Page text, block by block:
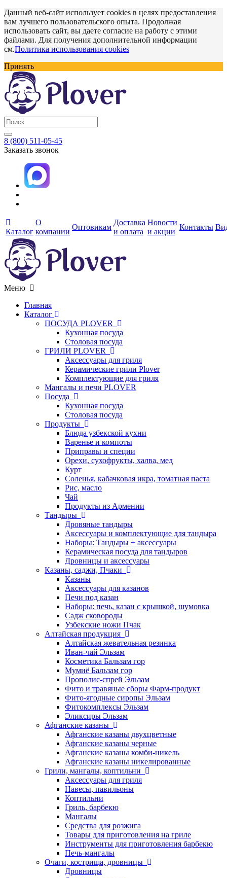
Данный веб-сайт использует cookies в целях предоставления
вам лучшего пользовательского опыта. Продолжая
использовать сайт, вы даете согласие на работу с этими
файлами. Для получения дополнительной информации
см.Политика использования cookies
Принять
8 (800) 511-05-45
Заказать звонок
Каталог
О
компании
Оптовикам
Доставка
и оплата
Новости
и акции
Контакты
Меню
Главная
Каталог
ПОСУДА PLOVER
Кухонная посуда
Столовая посуда
ГРИЛИ PLOVER
Аксессуары для гриля
Керамические грили Plover
Комплектующие для гриля
Мангалы и печи PLOVER
Посуда
Кухонная посуда
Столовая посуда
Продукты
Блюда узбекской кухни
Варенье и компоты
Приправы и специи
Орехи, сухофрукты, халва, мед
Курт
Соленья, кабачковая икра, томатная паста
Рис, масло
Чай
Продукты из Армении
Тандыры
Дровяные тандыры
Аксессуары и комплектующие для тандыра
Наборы: Тандыры + аксессуары
Керамическая посуда для тандыров
Дровницы и аксессуары
Казаны, саджи, Пчаки
Казаны
Аксессуары для казанов
Печи под казан
Наборы: печь, казан с крышкой, шумовка
Садж сковороды
Узбекские ножи Пчак
Алтайская продукция
Алтайская жевательная резинка
Иван-чай Эльзам
Косметика Бальзам гор
Мумиё Бальзам гор
Прополис-спрей Эльзам
Фито и травяные сборы Фарм-продукт
Фито-ягодные сиропы Эльзам
Фитокомплексы Эльзам
Эликсиры Эльзам
Афганские казаны
Афганские казаны двухцветные
Афганские казаны черные
Афганские казаны комби-никель
Афганские казаны никелированные
Грили, мангалы, коптильни
Аксессуары для гриля
Навесы, павильоны
Коптильни
Гриль, барбекю
Мангалы
Средства для розжига
Товары для приготовления на гриле
Инструменты для приготовления барбекю
Печь-мангалы
Очаги, кострища, дровницы
Дровницы